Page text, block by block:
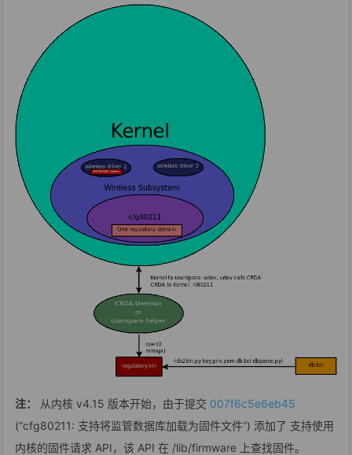
注： 从内核 v4.15 版本开始，由于提交 007f6c5e6eb45
(“cfg80211: 支持将监管数据库加载为固件文件”) 添加了 支持使用
内核的固件请求 API，该 API 在 /lib/firmware 上查找固件。